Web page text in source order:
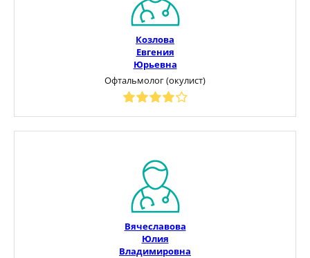
Козлова
Евгения
Юрьевна
Офтальмолог (окулист)
Вячеславова
Юлия
Владимировна